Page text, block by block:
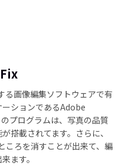
画像編集ソフトウェアで有
ションであるAdobe
プログラムは、写真の品質
搭載されてます。さらに、
ころを消すことが出来て、編
ます。